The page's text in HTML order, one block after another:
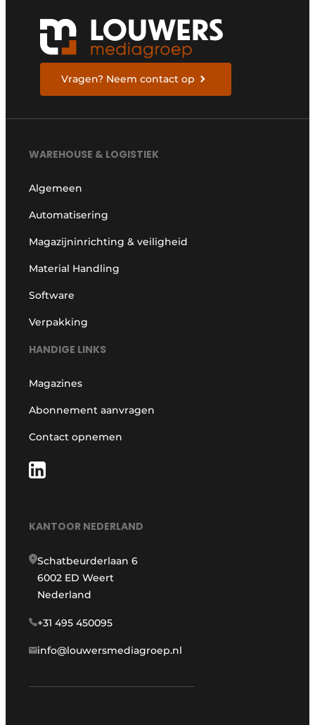
Vragen? Neem contact op
WAREHOUSE & LOGISTIEK
Algemeen
Automatisering
Magazijninrichting & veiligheid
Material Handling
Software
Verpakking
HANDIGE LINKS
Magazines
Abonnement aanvragen
Contact opnemen
KANTOOR NEDERLAND
Schatbeurderlaan 6
6002 ED Weert
Nederland
+31 495 450095
info@louwersmediagroep.nl